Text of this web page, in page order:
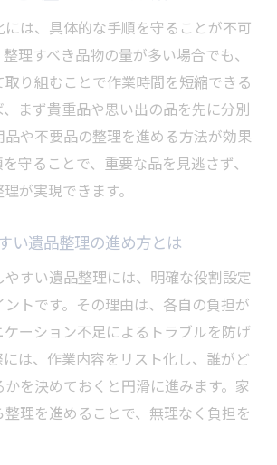
は、具体的な手順を守ることが不可
理すべき品物の量が多い場合でも、
り組むことで作業時間を短縮できる
まず貴重品や思い出の品を先に分別
品や不要品の整理を進める方法が効果
守ることで、重要な品を見逃さず、
が実現できます。
い遺品整理の進め方とは
すい遺品整理には、明確な役割設定
ントです。その理由は、各自の負担が
ーション不足によるトラブルを防げ
は、作業内容をリスト化し、誰がど
を決めておくと円滑に進みます。家
理を進めることで、無理なく負担を